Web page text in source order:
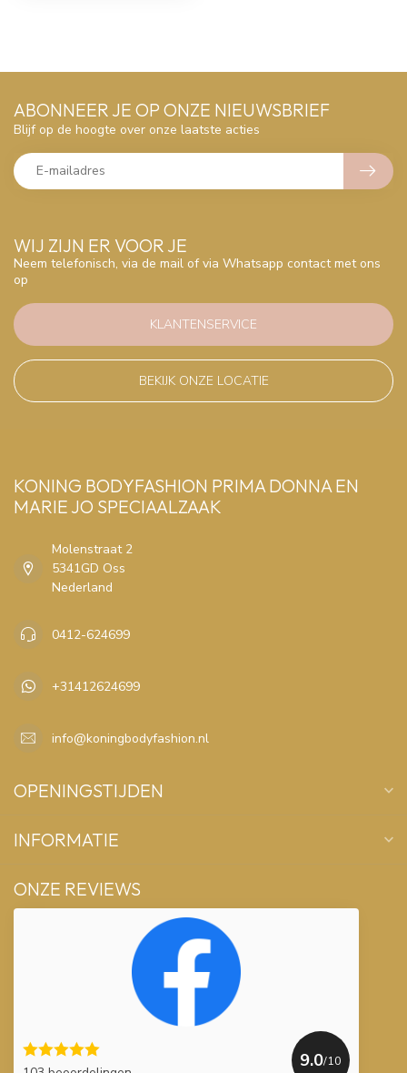
WIJ ZIJN ER VOOR JE
Neem telefonisch, via de mail of via Whatsapp contact met ons
op
KLANTENSERVICE
BEKIJK ONZE LOCATIE
ABONNEER JE OP ONZE NIEUWSBRIEF
Blijf op de hoogte over onze laatste acties
KONING BODYFASHION PRIMA DONNA EN
MARIE JO SPECIAALZAAK
Molenstraat 2
5341GD Oss
Nederland
0412-624699
+31412624699
info@koningbodyfashion.nl
OPENINGSTIJDEN
INFORMATIE
ONZE REVIEWS
9.0/10